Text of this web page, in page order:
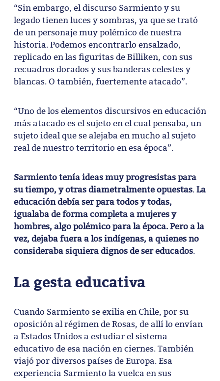
“Sin embargo, el discurso Sarmiento y su
legado tienen luces y sombras, ya que se trató
de un personaje muy polémico de nuestra
historia. Podemos encontrarlo ensalzado,
replicado en las figuritas de Billiken, con sus
recuadros dorados y sus banderas celestes y
blancas. O también, fuertemente atacado”.
“Uno de los elementos discursivos en educación
más atacado es el sujeto en el cual pensaba, un
sujeto ideal que se alejaba en mucho al sujeto
real de nuestro territorio en esa época”.
Sarmiento tenía ideas muy progresistas para
su tiempo, y otras diametralmente opuestas.La
educación debía ser para todos y todas,
igualaba de forma completa a mujeres y
hombres, algo polémico para la época. Pero a la
vez, dejaba fuera a los indígenas, a quienes no
consideraba siquiera dignos de ser educados.
La gesta educativa
Cuando Sarmiento se exilia en Chile, por su
oposición al régimen de Rosas, de allí lo envían
a Estados Unidos a estudiar el sistema
educativo de esa nación en ciernes. También
viajó por diversos países de Europa. Esa
experiencia Sarmiento la vuelca en sus